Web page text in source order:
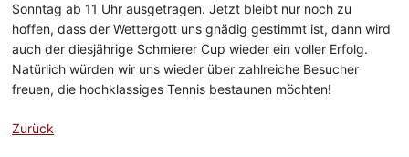
Sonntag ab 11 Uhr ausgetragen. Jetzt bleibt nur noch zu
hoffen, dass der Wettergott uns gnädig gestimmt ist, dann wird
auch der diesjährige Schmierer Cup wieder ein voller Erfolg.
Natürlich würden wir uns wieder über zahlreiche Besucher
freuen, die hochklassiges Tennis bestaunen möchten!
Zurück